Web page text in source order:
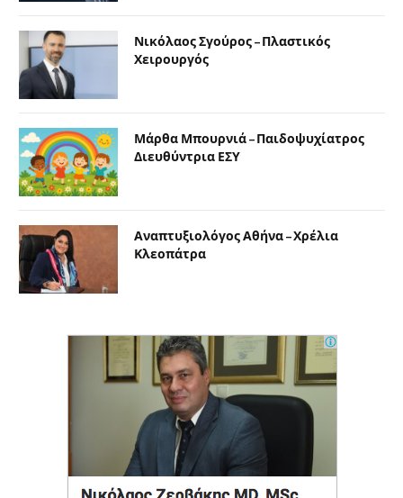
Νικόλαος Σγούρος – Πλαστικός
Χειρουργός
Μάρθα Μπουρνιά – Παιδοψυχίατρος
Διευθύντρια ΕΣΥ
Αναπτυξιολόγος Αθήνα – Χρέλια
Κλεοπάτρα